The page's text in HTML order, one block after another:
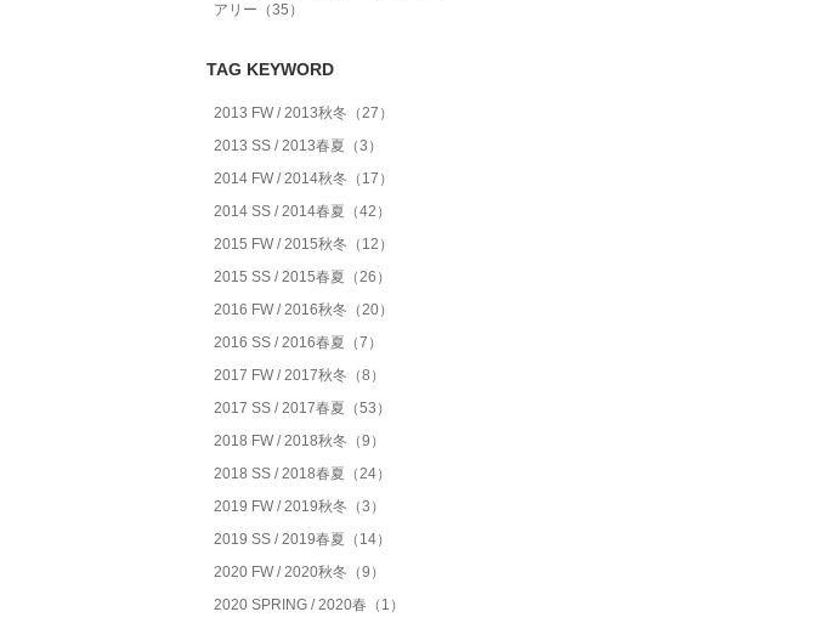
アリー（35）
TAG KEYWORD
2013 FW / 2013秋冬（27）
2013 SS / 2013春夏（3）
2014 FW / 2014秋冬（17）
2014 SS / 2014春夏（42）
2015 FW / 2015秋冬（12）
2015 SS / 2015春夏（26）
2016 FW / 2016秋冬（20）
2016 SS / 2016春夏（7）
2017 FW / 2017秋冬（8）
2017 SS / 2017春夏（53）
2018 FW / 2018秋冬（9）
2018 SS / 2018春夏（24）
2019 FW / 2019秋冬（3）
2019 SS / 2019春夏（14）
2020 FW / 2020秋冬（9）
2020 SPRING / 2020春（1）